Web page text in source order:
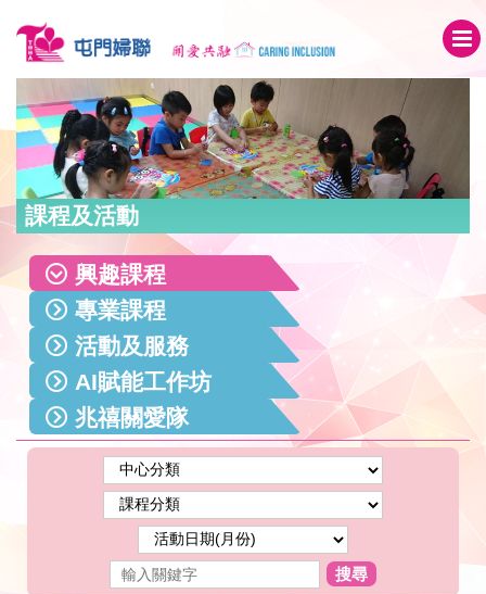
課程及活動
興趣課程
專業課程
活動及服務
AI賦能工作坊
兆禧關愛隊
搜尋